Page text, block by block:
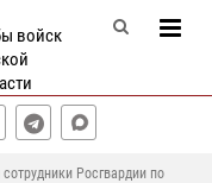
войск
Росгвардии по